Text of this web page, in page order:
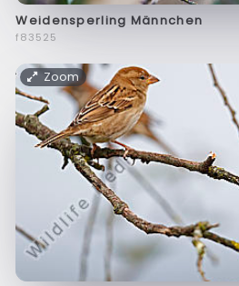
Weidensperling Männchen
f83525
Zoom